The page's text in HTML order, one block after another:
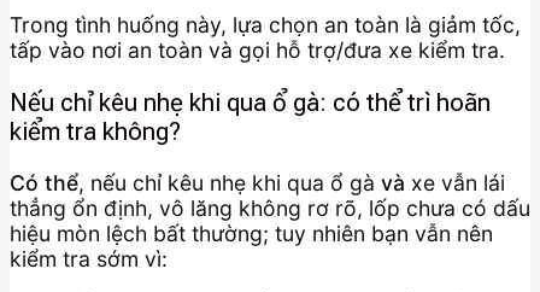
Trong tình huống này, lựa chọn an toàn là giảm tốc,
tấp vào nơi an toàn và gọi hỗ trợ/đưa xe kiểm tra.
Nếu chỉ kêu nhẹ khi qua ổ gà: có thể trì hoãn
kiểm tra không?
Có thể, nếu chỉ kêu nhẹ khi qua ổ gà và xe vẫn lái
thẳng ổn định, vô lăng không rơ rõ, lốp chưa có dấu
hiệu mòn lệch bất thường; tuy nhiên bạn vẫn nên
kiểm tra sớm vì: